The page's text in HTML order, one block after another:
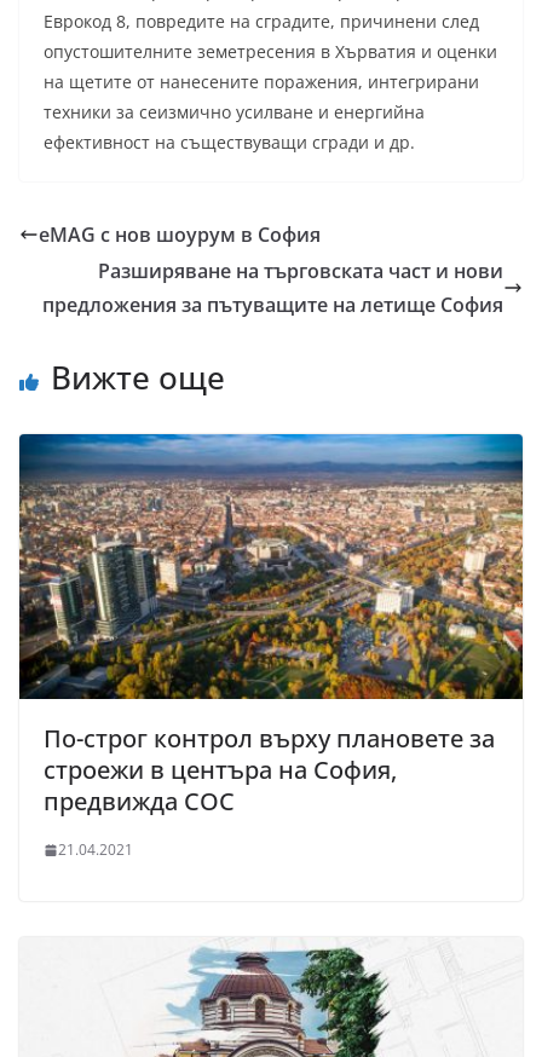
Еврокод 8, повредите на сградите, причинени след
опустошителните земетресения в Хърватия и оценки
на щетите от нанесените поражения, интегрирани
техники за сеизмично усилване и енергийна
ефективност на съществуващи сгради и др.
eMAG с нов шоурум в София
Разширяване на търговската част и нови
предложения за пътуващите на летище София
Вижте още
По-строг контрол върху плановете за
строежи в центъра на София,
предвижда СОС
21.04.2021